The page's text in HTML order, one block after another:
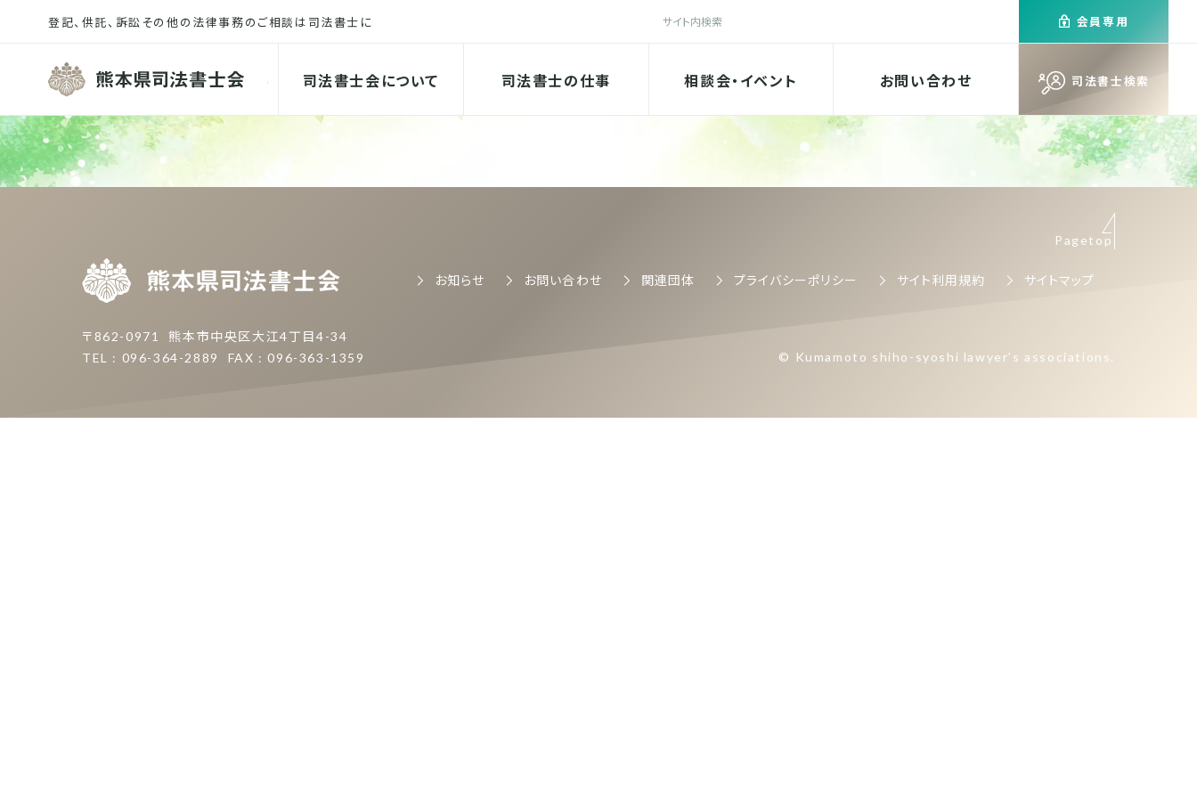
熊本県司法書士会 司法書士検索
司法書士会について 司法書士の仕事 相談会・イベント お問い合わせ
検索 会員専用
熊本県司法書士会
〒862-0971
熊本市中央区大江4丁目4-34
TEL : 096-364-2889
FAX : 096-363-1359
お知らせ お問い合わせ 関連団体 プライバシーポリシー サイト利用規約 サイトマップ
Pagetop
© Kumamoto shiho-syoshi lawyer's associations.